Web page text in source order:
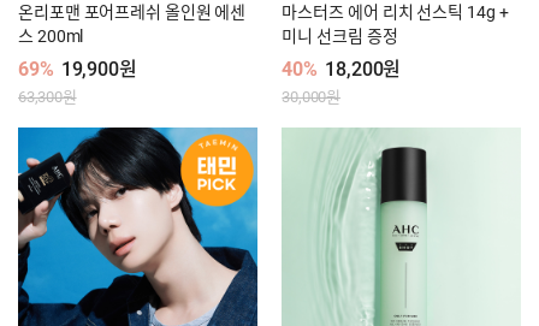
온리포맨 포어프레쉬 올인원 에센
스 200ml
69% 19,900원
63,300원
마스터즈 에어 리치 선스틱 14g +
미니 선크림 증정
40% 18,200원
30,000원